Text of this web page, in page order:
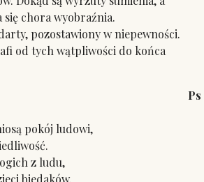
chora wyobraźnia.
pozostawiony w niepewności.
od tych wątpliwości do końca
Ps
pokój ludowi,
z ludu,
biedaków.